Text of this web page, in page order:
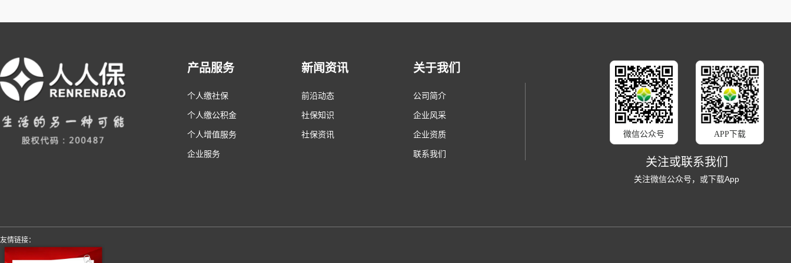
产品服务
个人缴社保
个人缴公积金
个人增值服务
企业服务
新闻资讯
前沿动态
社保知识
社保资讯
关于我们
公司简介
企业风采
企业资质
联系我们
微信公众号 APP下载
关注或联系我们
关注微信公众号，或下载App
友情链接：